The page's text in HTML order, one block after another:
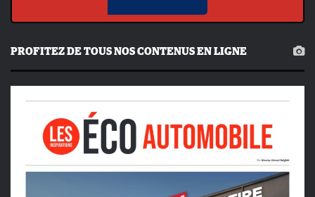
PROFITEZ DE TOUS NOS CONTENUS EN LIGNE